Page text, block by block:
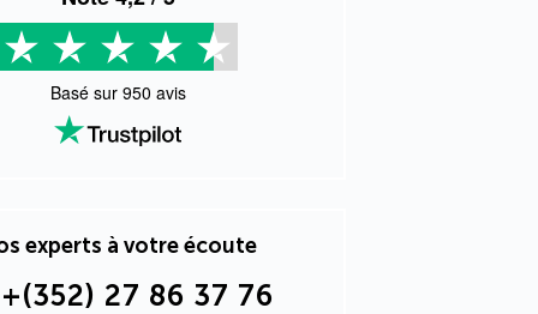
Basé sur 950 avis
experts à votre écoute
+(352) 27 86 37 76